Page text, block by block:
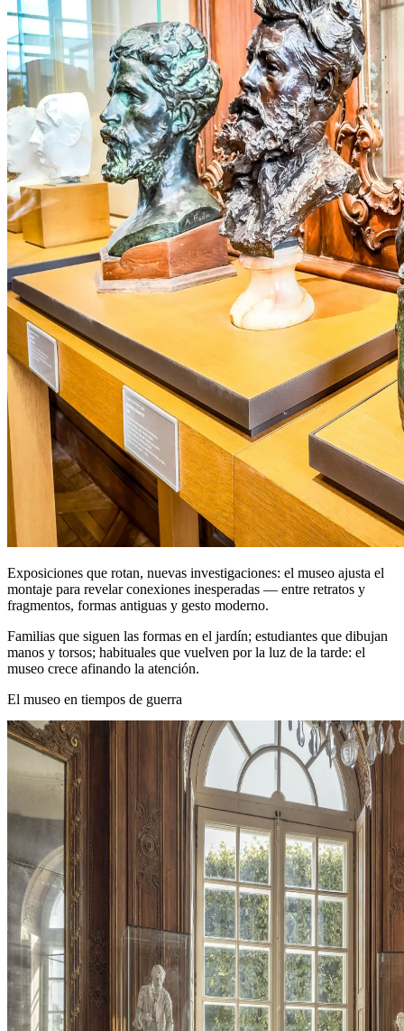
Exposiciones que rotan, nuevas investigaciones: el museo ajusta el
montaje para revelar conexiones inesperadas — entre retratos y
fragmentos, formas antiguas y gesto moderno.
Familias que siguen las formas en el jardín; estudiantes que dibujan
manos y torsos; habituales que vuelven por la luz de la tarde: el
museo crece afinando la atención.
El museo en tiempos de guerra